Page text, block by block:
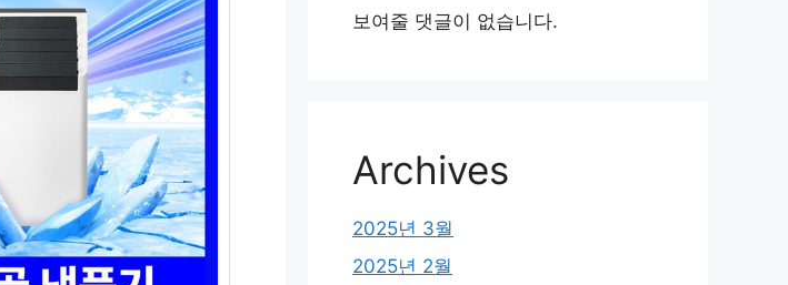
보여줄 댓글이 없습니다.
Archives
2025년 3월
2025년 2월